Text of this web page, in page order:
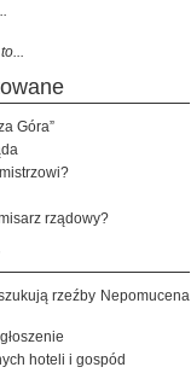
Góra”
rządowy?
rzeźby Nepomucena
hoteli i gospód